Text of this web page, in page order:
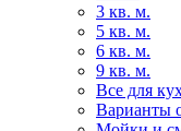
3 кв. м.
5 кв. м.
6 кв. м.
9 кв. м.
Все для
Варианты